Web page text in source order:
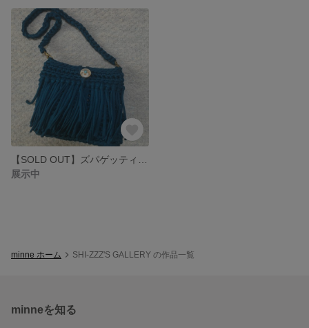
展示中
minne ホーム SHI-ZZZ'S GALLERY の作品一覧
minneを知る